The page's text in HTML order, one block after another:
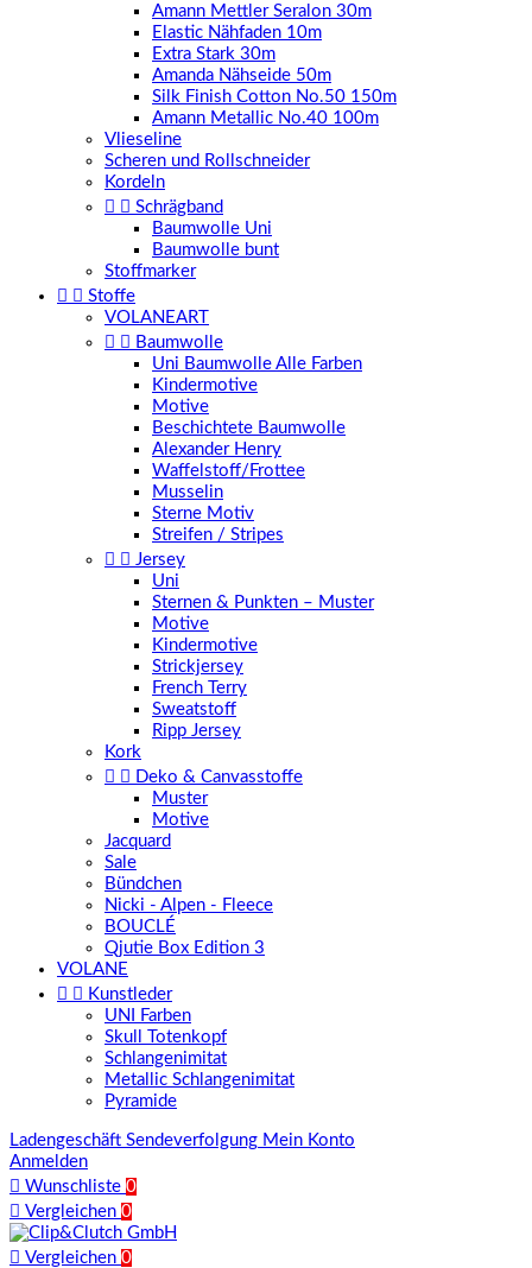
Amann Mettler Seralon 30m
Elastic Nähfaden 10m
Extra Stark 30m
Amanda Nähseide 50m
Silk Finish Cotton No.50 150m
Amann Metallic No.40 100m
Vlieseline
Scheren und Rollschneider
Kordeln
  Schrägband
Baumwolle Uni
Baumwolle bunt
Stoffmarker
  Stoffe
VOLANEART
  Baumwolle
Uni Baumwolle Alle Farben
Kindermotive
Motive
Beschichtete Baumwolle
Alexander Henry
Waffelstoff/Frottee
Musselin
Sterne Motiv
Streifen / Stripes
  Jersey
Uni
Sternen & Punkten – Muster
Motive
Kindermotive
Strickjersey
French Terry
Sweatstoff
Ripp Jersey
Kork
  Deko & Canvasstoffe
Muster
Motive
Jacquard
Sale
Bündchen
Nicki - Alpen - Fleece
BOUCLÉ
Qjutie Box Edition 3
VOLANE
  Kunstleder
UNI Farben
Skull Totenkopf
Schlangenimitat
Metallic Schlangenimitat
Pyramide
Ladengeschäft Sendeverfolgung Mein Konto
Anmelden
 Wunschliste 0
 Vergleichen 0
 Vergleichen 0